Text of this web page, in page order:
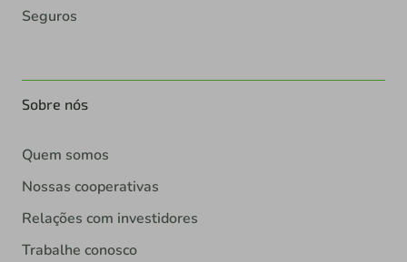
Seguros
Sobre nós
Quem somos
Nossas cooperativas
Relações com investidores
Trabalhe conosco